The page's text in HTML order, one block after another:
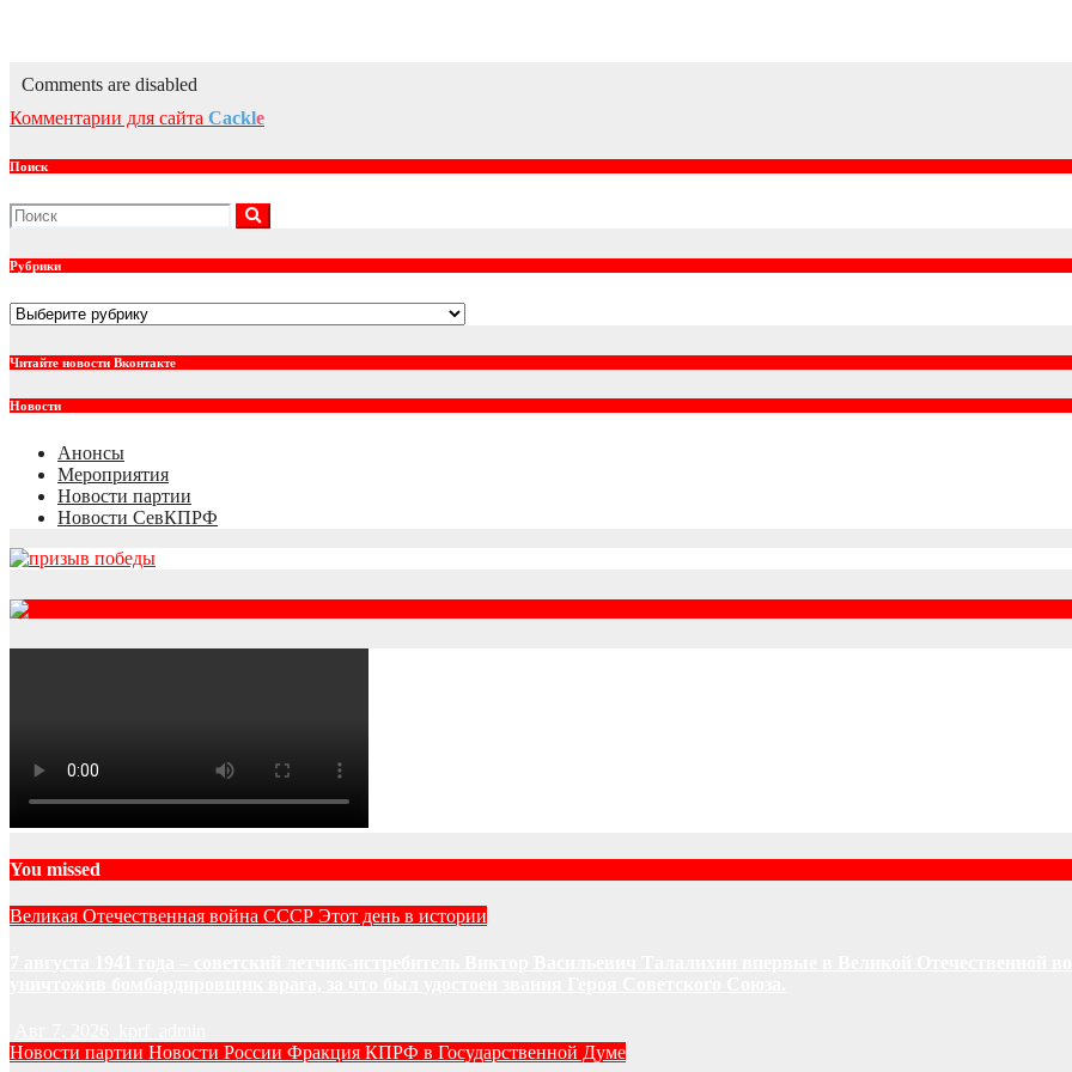
Comments are disabled
Комментарии для сайта Cackle
Поиск
Рубрики
Рубрики
Читайте новости Вконтакте
Новости
Анонсы
Мероприятия
Новости партии
Новости СевКПРФ
You missed
Великая Отечественная война СССР Этот день в истории
Новости партии Новости России Фракция КПРФ в Государственной Думе